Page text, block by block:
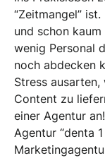
“Zeitmangel”
und schon
wenig Personal
noch abdecken
Stress
Content zu
einer Agentur
Agentur “denta